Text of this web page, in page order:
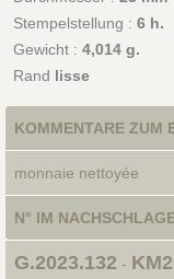
Stempelstellung : 6 h.
Gewicht : 4,014 g.
Rand lisse
KOMMENTARE ZUM
monnaie nettoyée
N° IM
G.2023.132 -